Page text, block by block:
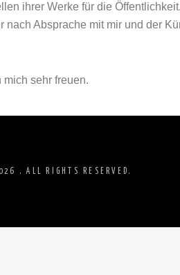
ihrer Werke für die
Absprache mit mir und der
mich sehr freuen.
. ALL RIGHTS RESERVED.